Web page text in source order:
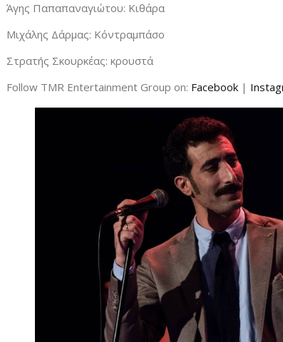
Άγης Παπαπαναγιώτου: Κιθάρα
Μιχάλης Δάρμας: Κόντραμπάσο
Στρατής Σκουρκέας: κρουστά
Follow TMR Entertainment Group on: Facebook |